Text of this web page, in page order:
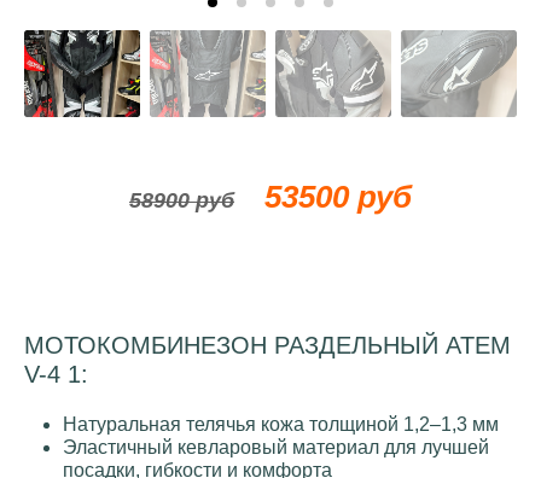
58900 руб 53500 руб
МОТОКОМБИНЕЗОН РАЗДЕЛЬНЫЙ ATEM
V-4 1:
Натуральная телячья кожа толщиной 1,2–1,3 мм
Эластичный кевларовый материал для лучшей
посадки, гибкости и комфорта